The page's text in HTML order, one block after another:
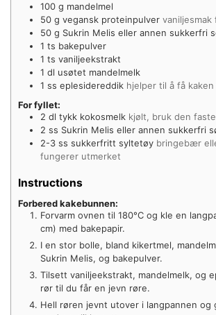
100 g mandelmel
50 g vegansk proteinpulver
50 g Sukrin Melis eller annen sukkerfri
1 ts bakepulver
1 ts vaniljeekstrakt
1 dl usøtet mandelmelk
1 ss eplesidereddik hjelper til å få
For fyllet:
2 dl tykk kokosmelk kjølt, bruk den
2 ss Sukrin Melis eller annen sukkerfri
2-3 ss sukkerfritt syltetøy bringebær
fungerer utmerket
Instructions
Forbered kakebunnen:
Forvarm ovnen til 180°C og kle en
cm) med bakepapir.
I en stor bolle, bland kikertmel,
Sukrin Melis, og bakepulver.
Tilsett vaniljeekstrakt, mandelmelk, og
rør til du får en jevn røre.
Hell røren jevnt utover i langpannen og